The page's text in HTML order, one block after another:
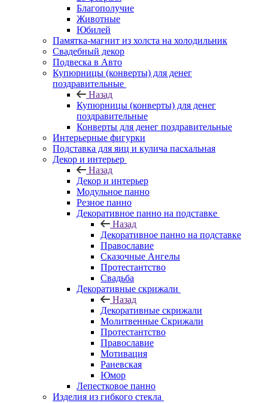
Благополучие
Животные
Юбилей
Памятка-магнит из холста на холодильник
Свадебный декор
Подвеска в Авто
Купюрницы (конверты) для денег
поздравительные
Назад
Купюрницы (конверты) для денег
поздравительные
Конверты для денег поздравительные
Интерьерные фигурки
Подставка для яиц и кулича пасхальная
Декор и интерьер
Назад
Декор и интерьер
Модульное панно
Резное панно
Декоративное панно на подставке
Назад
Декоративное панно на подставке
Православие
Сказочные Ангелы
Протестантство
Свадьба
Декоративные скрижали
Назад
Декоративные скрижали
Молитвенные Скрижали
Протестантство
Православие
Мотивация
Раневская
Юмор
Лепестковое панно
Изделия из гибкого стекла